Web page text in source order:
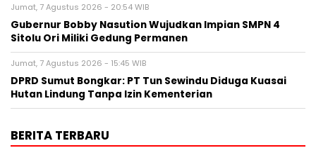
Jumat, 7 Agustus 2026 - 20:54 WIB
Gubernur Bobby Nasution Wujudkan Impian SMPN 4
Sitolu Ori Miliki Gedung Permanen
Jumat, 7 Agustus 2026 - 15:45 WIB
DPRD Sumut Bongkar: PT Tun Sewindu Diduga Kuasai
Hutan Lindung Tanpa Izin Kementerian
BERITA TERBARU